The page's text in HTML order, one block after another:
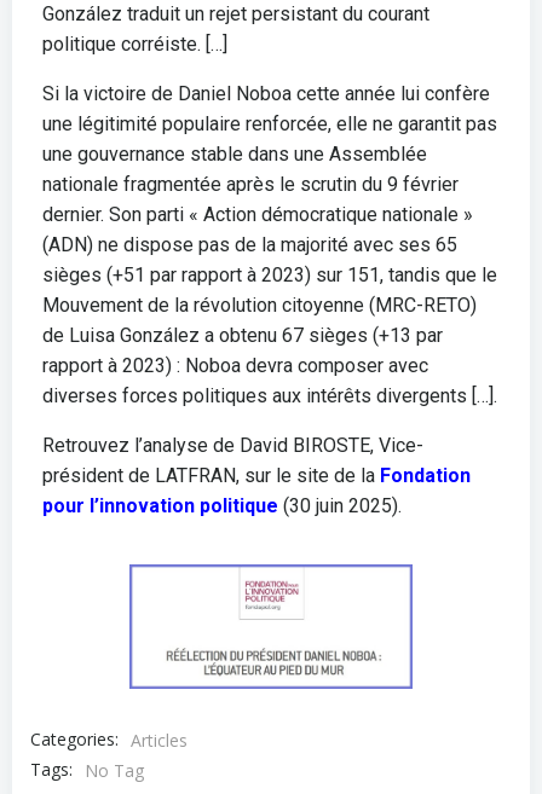
González traduit un rejet persistant du courant
politique corréiste. […]
Si la victoire de Daniel Noboa cette année lui confère
une légitimité populaire renforcée, elle ne garantit pas
une gouvernance stable dans une Assemblée
nationale fragmentée après le scrutin du 9 février
dernier. Son parti « Action démocratique nationale »
(ADN) ne dispose pas de la majorité avec ses 65
sièges (+51 par rapport à 2023) sur 151, tandis que le
Mouvement de la révolution citoyenne (MRC-RETO)
de Luisa González a obtenu 67 sièges (+13 par
rapport à 2023) : Noboa devra composer avec
diverses forces politiques aux intérêts divergents […].
Retrouvez l’analyse de David BIROSTE, Vice-
président de LATFRAN, sur le site de la Fondation
pour l’innovation politique (30 juin 2025).
Categories: Articles
Tags:
No Tag